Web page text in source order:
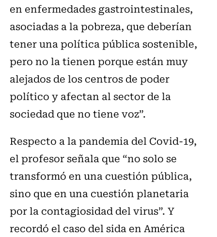
en enfermedades gastrointestinales,
asociadas a la pobreza, que deberían
tener una política pública sostenible,
pero no la tienen porque están muy
alejados de los centros de poder
político y afectan al sector de la
sociedad que no tiene voz”.
Respecto a la pandemia del Covid-19,
el profesor señala que “no solo se
transformó en una cuestión pública,
sino que en una cuestión planetaria
por la contagiosidad del virus”. Y
recordó el caso del sida en América